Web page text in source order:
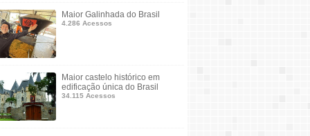
Maior Galinhada do Brasil
4.286 Acessos
Maior castelo histórico em
edificação única do Brasil
34.115 Acessos